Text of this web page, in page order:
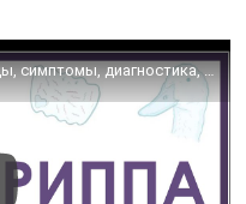
Вирус гриппа – микробиология, виды, симптомы, диагностика, вакцинация, лечение